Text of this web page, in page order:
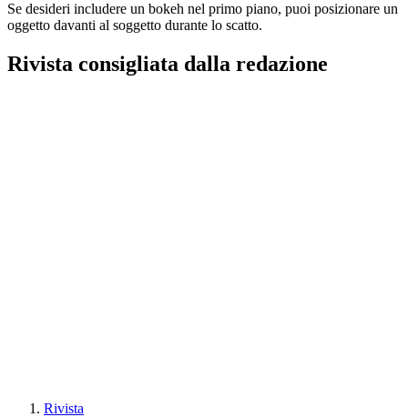
Se desideri includere un bokeh nel primo piano, puoi posizionare un
oggetto davanti al soggetto durante lo scatto.
Rivista consigliata dalla redazione
Rivista